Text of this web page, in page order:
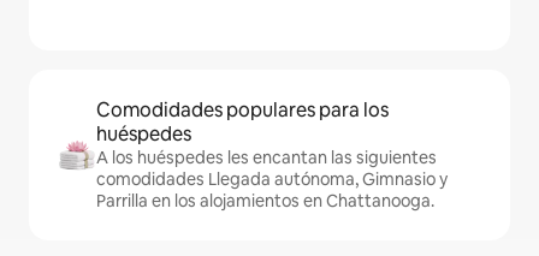
Comodidades populares para los
huéspedes
A los huéspedes les encantan las siguientes
comodidades Llegada autónoma, Gimnasio y
Parrilla en los alojamientos en Chattanooga.